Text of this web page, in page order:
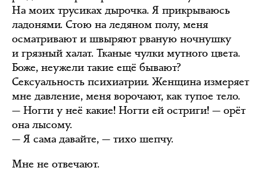
На моих трусиках дырочка. Я прикрываюсь
ладонями. Стою на ледяном полу, меня
осматривают и швыряют рваную ночнушку
и грязный халат. Тканые чулки мутного цвета.
Боже, неужели такие ещё бывают?
Сексуальность психиатрии. Женщина измеряет
мне давление, меня ворочают, как тупое тело.
— Ногти у неё какие! Ногти ей остриги! — орёт
она лысому.
— Я сама давайте, — тихо шепчу.
Мне не отвечают.